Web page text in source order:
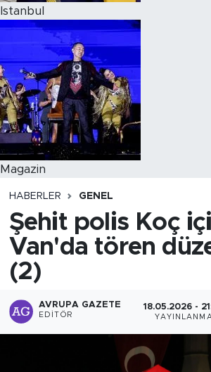
Istanbul
Magazin
HABERLER GENEL
Şehit polis Koç
Van'da tören
(2)
AVRUPA GAZETE
EDITÖR
18.05.2026 -
YAYINLANMA